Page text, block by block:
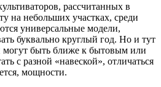
рассчитанных в
на небольших участках, среди
универсальные модели,
буквально круглый год. Но и тут
могут быть ближе к бытовым или
с разной «навеской», отличаться
мощности.